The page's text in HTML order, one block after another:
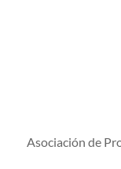
Asociación de